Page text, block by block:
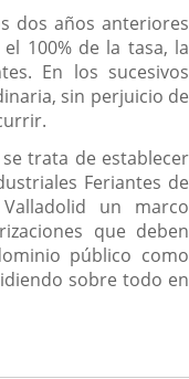
dos años anteriores
100% de la tasa, la
En los sucesivos
sin perjuicio de
trata de establecer
Feriantes de
un marco
que deben
público como
sobre todo en